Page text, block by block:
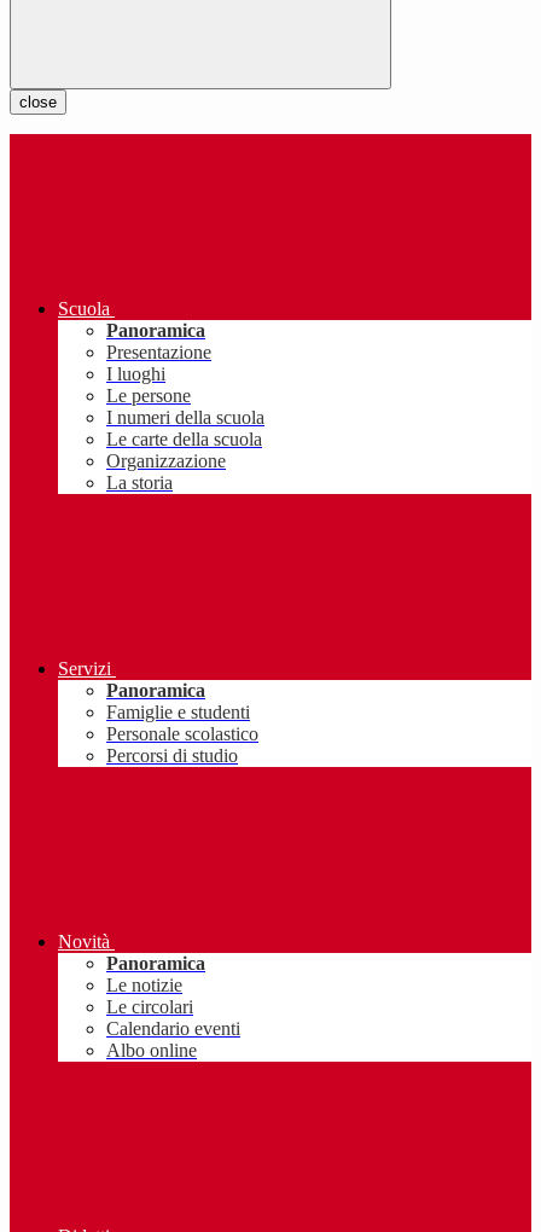
close
Scuola
Panoramica
Presentazione
I luoghi
Le persone
I numeri della scuola
Le carte della scuola
Organizzazione
La storia
Servizi
Panoramica
Famiglie e studenti
Personale scolastico
Percorsi di studio
Novità
Panoramica
Le notizie
Le circolari
Calendario eventi
Albo online